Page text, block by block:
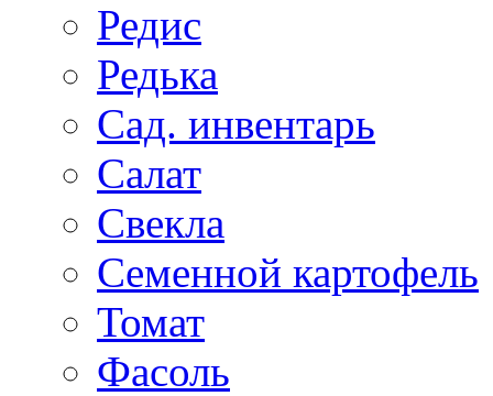
Редис
Редька
Сад. инвентарь
Салат
Свекла
Семенной картофель
Томат
Фасоль